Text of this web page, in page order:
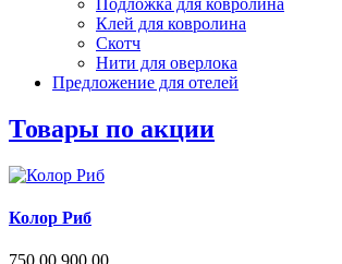
Подложка для ковролина
Клей для ковролина
Скотч
Нити для оверлока
Предложение для отелей
Товары по акции
Колор Риб